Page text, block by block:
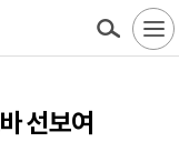
선보여